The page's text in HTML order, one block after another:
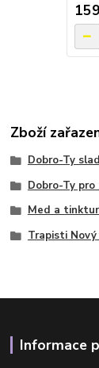
Zboží
Dobro-Ty
Dobro-Ty
Med a
Trapisti
Informace